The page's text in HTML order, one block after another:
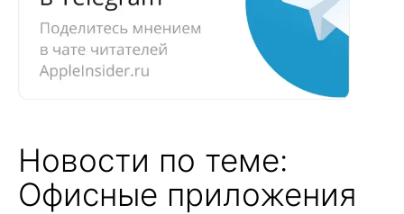
Новости по теме:
Офисные приложения